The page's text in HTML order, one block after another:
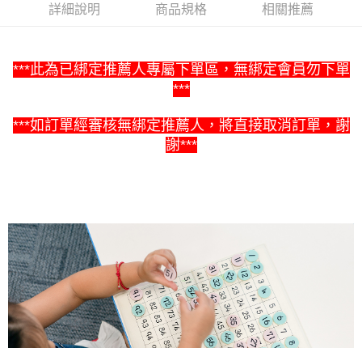
每筆NT$60，滿NT$1,500(含以上)免運費
每筆NT$60，滿NT$1,500(含以上)免運費
詳細說明 商品規格 相關推薦
***此為已綁定推薦人專屬下單區，無綁定會員勿下單
***
***如訂單經審核無綁定推薦人，將直接取消訂單，謝
謝***